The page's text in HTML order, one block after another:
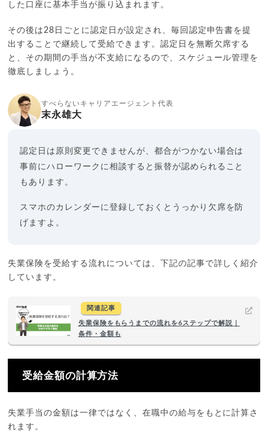
した口座に基本手当が振り込まれます。
その後は28日ごとに認定日が設定され、毎回認定申告書を提
出することで継続して受給できます。認定日を無断欠席する
と、その期間の手当が不支給になるので、スケジュール管理を
徹底しましょう。
すべらないキャリアエージェント代表
末永雄大
認定日は原則変更できませんが、都合がつかない場合は
事前にハローワークに相談すると振替が認められること
もあります。
スマホのカレンダーに登録しておくとうっかり欠席を防
げますよ。
失業保険を受給する流れについては、下記の記事で詳しく紹介
しています。
関連記事
失業保険をもらうまでの流れを6ステップで解説｜
条件・金額も
受給金額の計算方法
失業手当の金額は一律ではなく、在職中の給与をもとに計算さ
れます。